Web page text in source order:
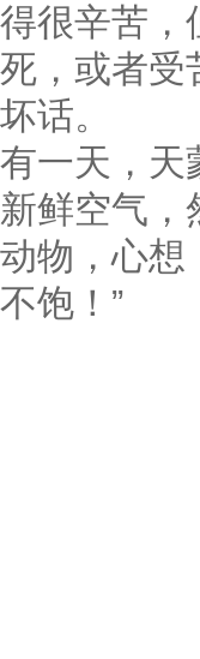
得很辛苦，
死，或者受
坏话。
有一天，天
新鲜空气，
动物，心想
不饱！”